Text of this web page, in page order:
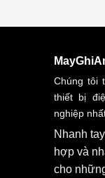
Chúng tôi
thiết bị
nghiệp
Nhanh
hợp và
cho